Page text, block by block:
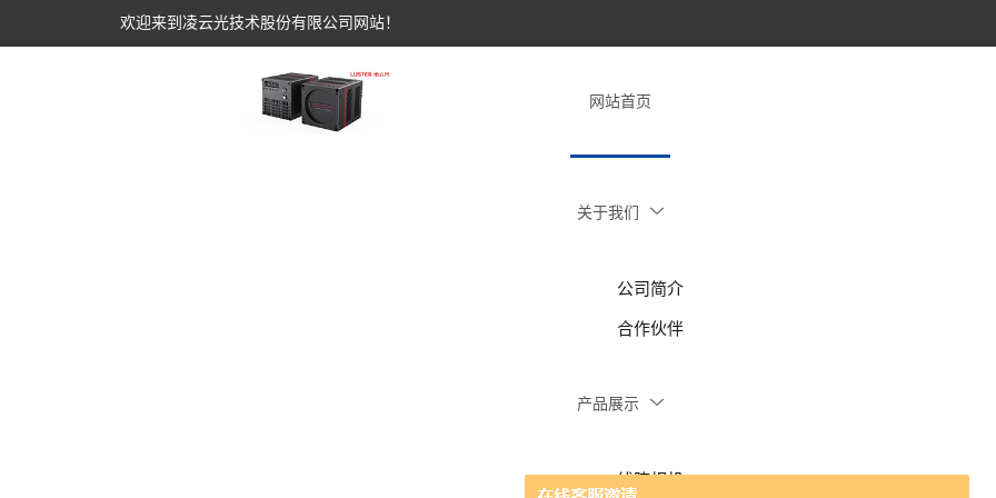
欢迎来到凌云光技术股份有限公司网站！
网站首页
关于我们
公司简介
合作伙伴
产品展示
线阵相机